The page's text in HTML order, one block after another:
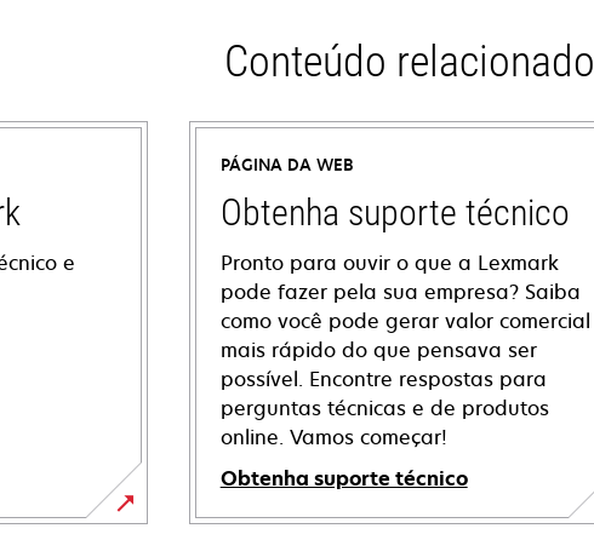
Conteúdo relacionado
e
PÁGINA DA WEB
Obtenha suporte técnico
Pronto para ouvir o que a Lexmark
pode fazer pela sua empresa? Saiba
como você pode gerar valor comercial
mais rápido do que pensava ser
possível. Encontre respostas para
perguntas técnicas e de produtos
online. Vamos começar!
Obtenha suporte técnico
abre